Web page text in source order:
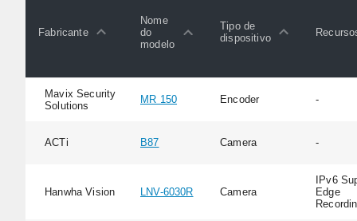
Fabricante
Nome
do
modelo
Tipo de
dispositivo
Mavix Security
Solutions
MR 150 Encoder -
ACTi B87 Camera -
Hanwha Vision LNV-6030R Camera
IPv6
Edge